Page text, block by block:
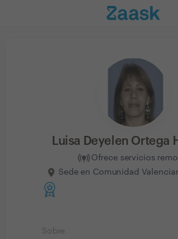
Luisa Deyelen Ortega
Ofrece servicios
Sede en Comunidad
Sobre